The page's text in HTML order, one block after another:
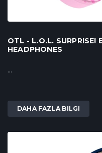
OTL - L.O.L. SURPRISE!
HEADPHONES
...
DAHA FAZLA BILGI